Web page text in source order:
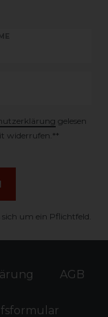
gelesen
widerrufen.**
sich um ein Pflichtfeld.
AGB